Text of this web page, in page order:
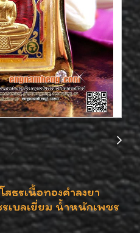
ธรเนื้อทองคำลงยา
เบลเยี่ยม น้ำหนักเพชร